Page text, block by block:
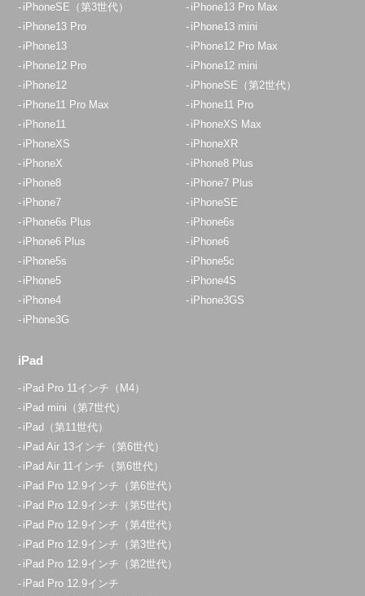
iPhoneSE（第3世代）
iPhone13 Pro Max
iPhone13 Pro
iPhone13 mini
iPhone13
iPhone12 Pro Max
iPhone12 Pro
iPhone12 mini
iPhone12
iPhoneSE（第2世代）
iPhone11 Pro Max
iPhone11 Pro
iPhone11
iPhoneXS Max
iPhoneXS
iPhoneXR
iPhoneX
iPhone8 Plus
iPhone8
iPhone7 Plus
iPhone7
iPhoneSE
iPhone6s Plus
iPhone6s
iPhone6 Plus
iPhone6
iPhone5s
iPhone5c
iPhone5
iPhone4S
iPhone4
iPhone3GS
iPhone3G
iPad
iPad Pro 11インチ（M4）
iPad mini（第7世代）
iPad（第11世代）
iPad Air 13インチ（第6世代）
iPad Air 11インチ（第6世代）
iPad Pro 12.9インチ（第6世代）
iPad Pro 12.9インチ（第5世代）
iPad Pro 12.9インチ（第4世代）
iPad Pro 12.9インチ（第3世代）
iPad Pro 12.9インチ（第2世代）
iPad Pro 12.9インチ